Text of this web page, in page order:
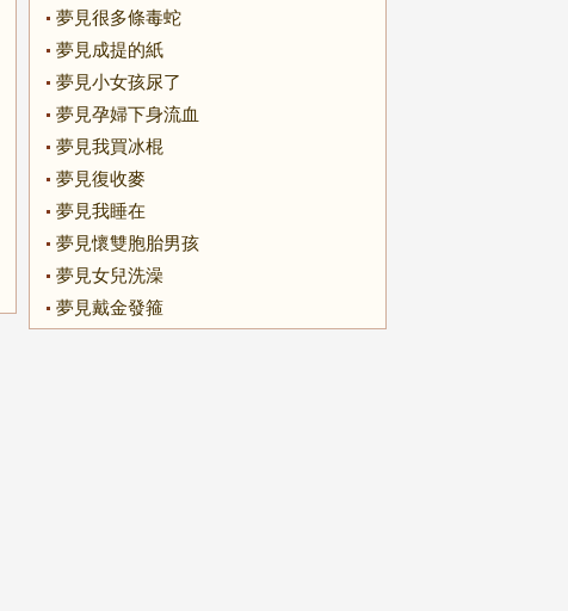
夢見很多條毒蛇
夢見成提的紙
夢見小女孩尿了
夢見孕婦下身流血
夢見我買冰棍
夢見復收麥
夢見我睡在
夢見懷雙胞胎男孩
夢見女兒洗澡
夢見戴金發箍